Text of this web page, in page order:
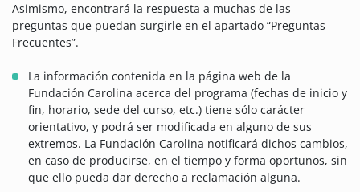
Asimismo, encontrará la respuesta a muchas de las
preguntas que puedan surgirle en el apartado “Preguntas
Frecuentes”.
La información contenida en la página web de la
Fundación Carolina acerca del programa (fechas de inicio y
fin, horario, sede del curso, etc.) tiene sólo carácter
orientativo, y podrá ser modificada en alguno de sus
extremos. La Fundación Carolina notificará dichos cambios,
en caso de producirse, en el tiempo y forma oportunos, sin
que ello pueda dar derecho a reclamación alguna.